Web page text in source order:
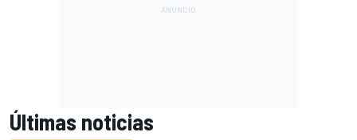
Últimas noticias